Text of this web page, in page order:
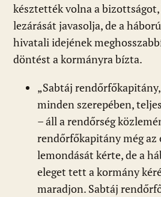
késztették volna a
lezárását javasolja, de a
hivatali idejének
döntést a kormányra bízta.
„Sabtáj
minden szerepében,
– áll a rendőrség
rendőrfőkapitány még az
lemondását kérte, de a
eleget tett a kormány
maradjon. Sabtáj